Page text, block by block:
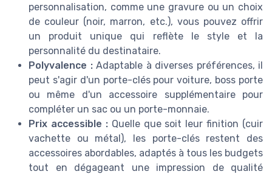
personnalisation, comme une gravure ou un choix
de couleur (noir, marron, etc.), vous pouvez offrir
un produit unique qui reflète le style et la
personnalité du destinataire.
Polyvalence :Adaptable à diverses préférences, il
peut s'agir d'un porte-clés pour voiture, boss porte
ou même d'un accessoire supplémentaire pour
compléter un sac ou un porte-monnaie.
Prix accessible :Quelle que soit leur finition (cuir
vachette ou métal), les porte-clés restent des
accessoires abordables, adaptés à tous les budgets
tout en dégageant une impression de qualité